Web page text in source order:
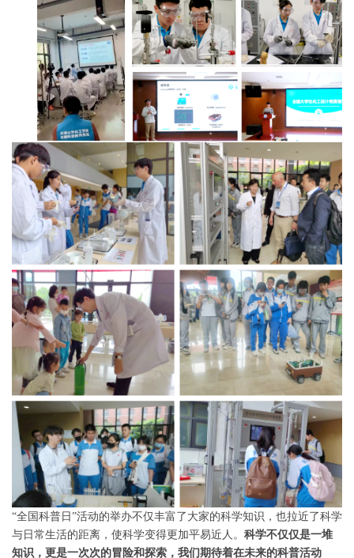
“全国科普日”活动的举办不仅丰富了大家的科学知识，也拉近了科学
与日常生活的距离，使科学变得更加平易近人。 科学不仅仅是一堆
知识，更是一次次的冒险和探索，我们期待着在未来的科普活动